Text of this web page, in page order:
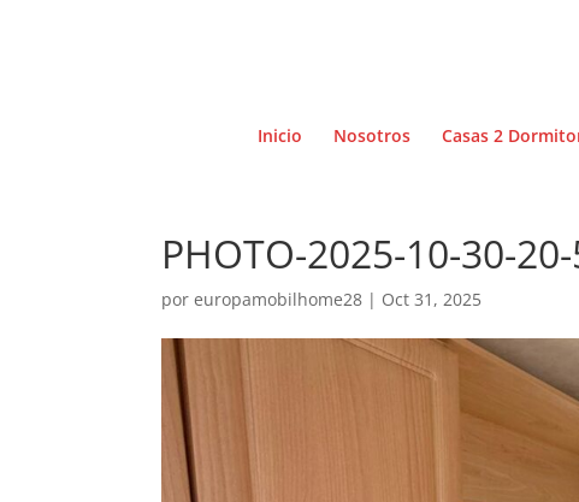
Inicio Nosotros Casas 2
PHOTO-2025-10-30-
poreuropamobilhome28 | Oct 31, 2025